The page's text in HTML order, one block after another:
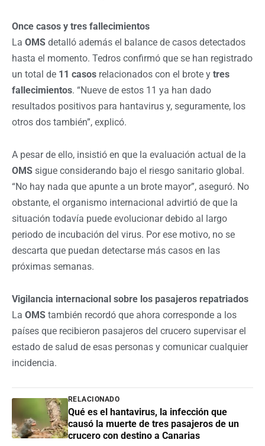
Once casos y tres fallecimientos
La OMS detalló además el balance de casos detectados
hasta el momento. Tedros confirmó que se han registrado
un total de 11 casos relacionados con el brote y tres
fallecimientos. “Nueve de estos 11 ya han dado
resultados positivos para hantavirus y, seguramente, los
otros dos también”, explicó.
A pesar de ello, insistió en que la evaluación actual de la
OMS sigue considerando bajo el riesgo sanitario global.
“No hay nada que apunte a un brote mayor”, aseguró. No
obstante, el organismo internacional advirtió de que la
situación todavía puede evolucionar debido al largo
periodo de incubación del virus. Por ese motivo, no se
descarta que puedan detectarse más casos en las
próximas semanas.
Vigilancia internacional sobre los pasajeros repatriados
La OMS también recordó que ahora corresponde a los
países que recibieron pasajeros del crucero supervisar el
estado de salud de esas personas y comunicar cualquier
incidencia.
RELACIONADO
Qué es el hantavirus, la infección que
causó la muerte de tres pasajeros de un
crucero con destino a Canarias